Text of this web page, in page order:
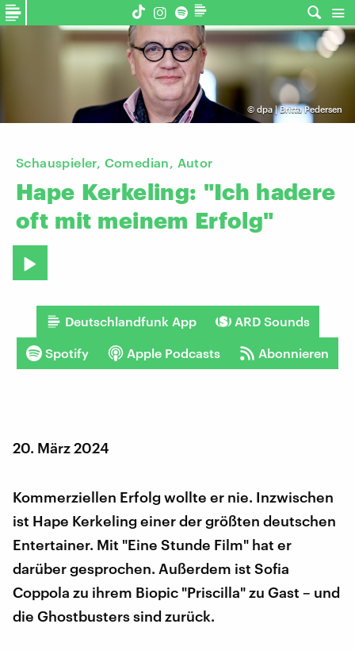
© dpa | Britta Pedersen
Schauspieler, Comedian, Autor
Hape Kerkeling: "Ich hadere
oft mit meinem Erfolg"
Deutschlandfunk App ARD Sounds
Spotify Apple Podcasts Abonnieren
20. März 2024
Kommerziellen Erfolg wollte er nie. Inzwischen
ist Hape Kerkeling einer der größten deutschen
Entertainer. Mit "Eine Stunde Film" hat er
darüber gesprochen. Außerdem ist Sofia
Coppola zu ihrem Biopic "Priscilla" zu Gast – und
die Ghostbusters sind zurück.